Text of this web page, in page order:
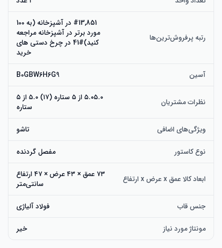
【واگن مواد غذایی کاربردی】 واگن استیشن همه جا ما برای
کمپینگ در فضای باز، خرید منزل، باغ‌ها، سواحل، ماهیگیری، ورزش
و موارد دیگر عالی است. ترکیب سبکی و تاشو بودن، این ماشین
تاشو را به ویژه برای استفاده روزانه مناسب می‌کند! کوله پشتی خود
هستید، BEAPHIE انتخاب شماست! (لطفاً توجه داشته باشید که
رتبه پرفروش‌ترین‌ها
#13,851 در آشپزخانه (به 100
مورد برتر در آشپزخانه مراجعه
کنید)#41 در چرخ دستی های
خرید
آسین B0GBW6H6G9
نظرات مشتریان
۵.۰۵.۰ از ۵ ستاره (۱۷) ۵.۰ از ۵
ستاره
ویژگی‌های اضافی تاشو
نوع کاستور مفصل گردنده
ابعاد کالا عمق x عرض x ارتفاع
۷۳ عمق × ۴۳ عرض × ۴۷ ارتفاع
سانتی‌متر
جنس قاب فولاد آلیاژی
مونتاژ مورد نیاز خیر